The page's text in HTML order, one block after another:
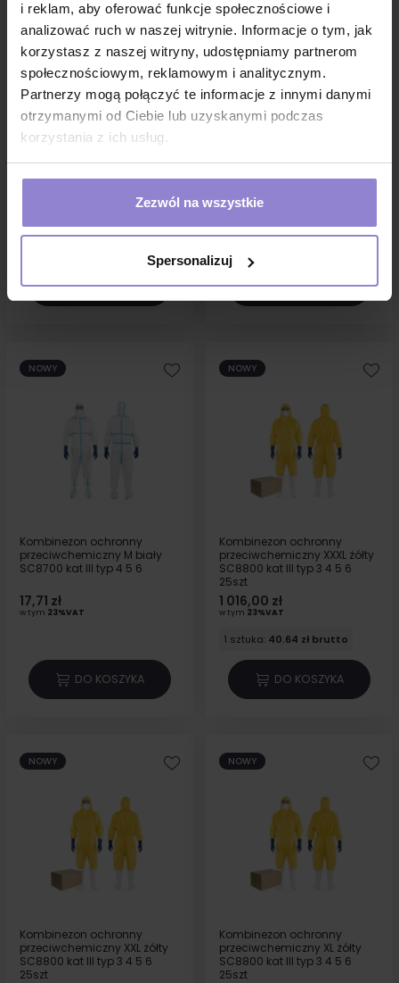
i reklam, aby oferować funkcje społecznościowe i
analizować ruch w naszej witrynie. Informacje o tym, jak
korzystasz z naszej witryny, udostępniamy partnerom
społecznościowym, reklamowym i analitycznym.
Partnerzy mogą połączyć te informacje z innymi danymi
otrzymanymi od Ciebie lub uzyskanymi podczas
korzystania z ich usług.
Zezwól na wszystkie
Spersonalizuj
NOWY
Kombinezon ochronny
przeciwchemiczny XL biały
SC8700 kat III typ 4 5 6
17,71 zł
DO KOSZYKA
NOWY
Kombinezon ochronny
przeciwchemiczny L biały
SC8700 kat III typ 4 5 6
17,71 zł
DO KOSZYKA
NOWY
Kombinezon ochronny
przeciwchemiczny M biały
SC8700 kat III typ 4 5 6
17,71 zł
w tym 23%VAT
DO KOSZYKA
NOWY
Kombinezon ochronny
przeciwchemiczny XXXL żółty
SC8800 kat III typ 3 4 5 6
25szt
1 016,00 zł
w tym 23%VAT
1 sztuka: 40.64 zł brutto
DO KOSZYKA
NOWY
Kombinezon ochronny
przeciwchemiczny XXL żółty
SC8800 kat III typ 3 4 5 6
25szt
NOWY
Kombinezon ochronny
przeciwchemiczny XL żółty
SC8800 kat III typ 3 4 5 6
25szt